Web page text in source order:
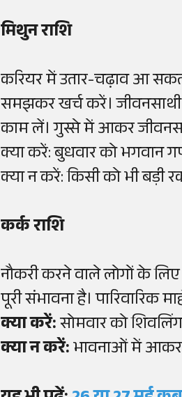
मिथुन राशि
करियर में उतार-चढ़ाव आ
समझकर खर्च करें।
काम लें। गुस्से में आकर
क्या करें: बुधवार को भगवान
क्या न करें: किसी को भी बड़ी
कर्क राशि
नौकरी करने वाले लोगों के
पूरी संभावना है।
क्या करें:सोमवार को
क्या न करें:भावनाओं में